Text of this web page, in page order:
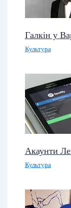
Галкін у
Культура
Акаунти
Культура